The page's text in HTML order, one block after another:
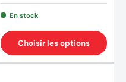
(1
En stock
Choisir les options